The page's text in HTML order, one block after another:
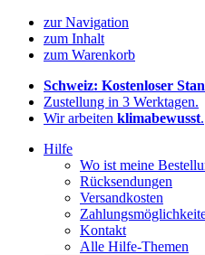
zur Navigation
zum Inhalt
zum Warenkorb
Schweiz: Kostenloser
Zustellung in 3 Werktagen.
Wir arbeiten klimabewusst.
Hilfe
Wo ist meine
Rücksendungen
Versandkosten
Kontakt
Alle Hilfe-Themen